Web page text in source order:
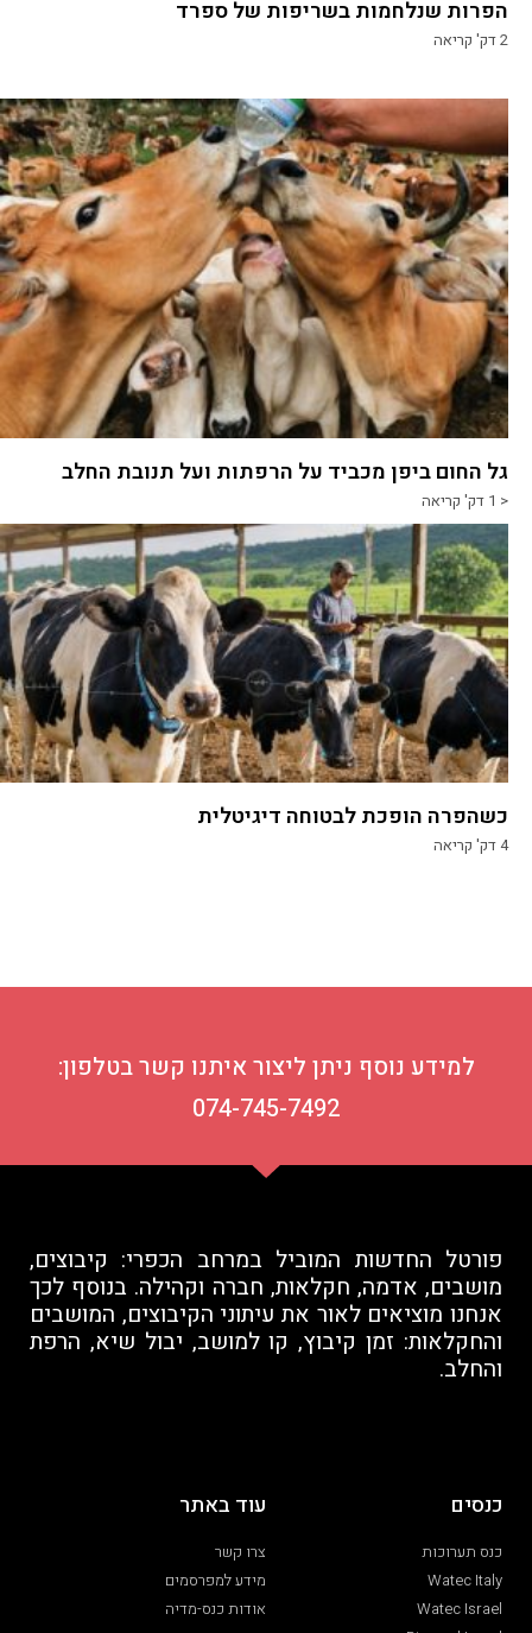
הפרות שנלחמות בשריפות של ספרד
2דק' קריאה
גל החום ביפן מכביד על הרפתות ועל תנובת החלב
< 1 דק' קריאה
כשהפרה הופכת לבטוחה דיגיטלית
4דק' קריאה
למידע נוסף ניתן ליצור איתנו קשר בטלפון:
074-745-7492
פורטל החדשות המוביל במרחב הכפרי: קיבוצים,
מושבים, אדמה, חקלאות, חברה וקהילה. בנוסף לכך
אנחנו מוציאים לאור את עיתוני הקיבוצים, המושבים
והחקלאות: זמן קיבוץ, קו למושב, יבול שיא, הרפת
והחלב.
כנסים
כנס תערוכות
Watec Italy
Watec Israel
עוד באתר
צרו קשר
מידע למפרסמים
אודות כנס-מדיה